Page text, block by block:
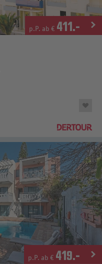
p.P. ab € 411.-
p.P. ab € 419.-